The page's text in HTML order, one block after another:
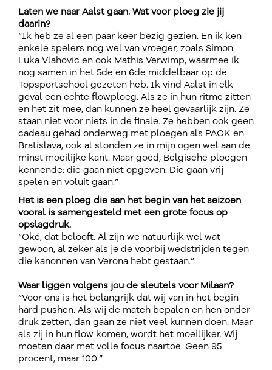
Laten we naar Aalst gaan. Wat voor ploeg zie jij
daarin?
“Ik heb ze al een paar keer bezig gezien. En ik ken
enkele spelers nog wel van vroeger, zoals Simon
Luka Vlahovic en ook Mathis Verwimp, waarmee ik
nog samen in het 5de en 6de middelbaar op de
Topsportschool gezeten heb. Ik vind Aalst in elk
geval een echte flowploeg. Als ze in hun ritme zitten
en het zit mee, dan kunnen ze heel gevaarlijk zijn. Ze
staan niet voor niets in de finale. Ze hebben ook geen
cadeau gehad onderweg met ploegen als PAOK en
Bratislava, ook al stonden ze in mijn ogen wel aan de
minst moeilijke kant. Maar goed, Belgische ploegen
kennende: die gaan niet opgeven. Die gaan vrij
spelen en voluit gaan.”
Het is een ploeg die aan het begin van het seizoen
vooral is samengesteld met een grote focus op
opslagdruk.
“Oké, dat belooft. Al zijn we natuurlijk wel wat
gewoon, al zeker als je de voorbij wedstrijden tegen
die kanonnen van Verona hebt gestaan.”
Waar liggen volgens jou de sleutels voor Milaan?
“Voor ons is het belangrijk dat wij van in het begin
hard pushen. Als wij de match bepalen en hen onder
druk zetten, dan gaan ze niet veel kunnen doen. Maar
als zij in hun flow komen, wordt het moeilijker. Wij
moeten daar met volle focus naartoe. Geen 95
procent, maar 100.”